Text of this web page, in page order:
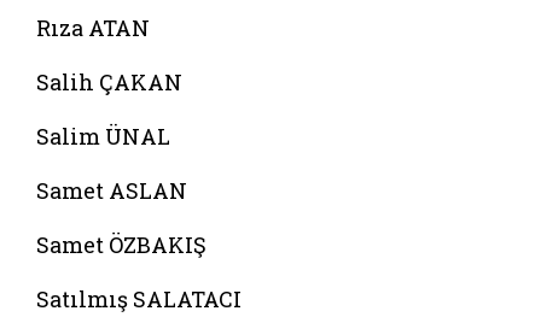
Rıza ATAN
Salih ÇAKAN
Salim ÜNAL
Samet ASLAN
Samet ÖZBAKIŞ
Satılmış SALATACI